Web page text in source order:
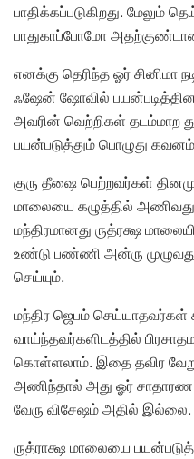
பாதிக்கப்படுகிறது.
பாதுகாப்போமோ
எனக்கு தெரிந்த ஓர் சினிமா
ஃஷேன் ஷோவில்
அவரின் வெற்றிகள் தடம்மாற
பயன்படுத்தும் பொழுது
குரு தீஷை பெற்றவர்கள்
மாலையை கழுத்தில் அணிவது
மந்திரமானது ருத்ரக்ஷ
உண்டு பண்ணி அன்ரு
செய்யும்.
மந்திர ஜெபம்
வாய்ந்தவர்களிடத்தில்
கொள்ளலாம். இதை தவிர
அணிந்தால் அது ஓர்
வேரு விசேஷம் அதில் இல்லை.
ருத்ராக்ஷ மாலையை